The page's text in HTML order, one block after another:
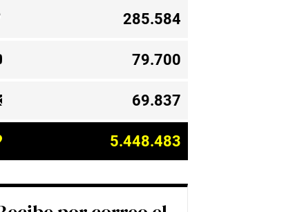
285.584
79.700
69.837
5.448.483